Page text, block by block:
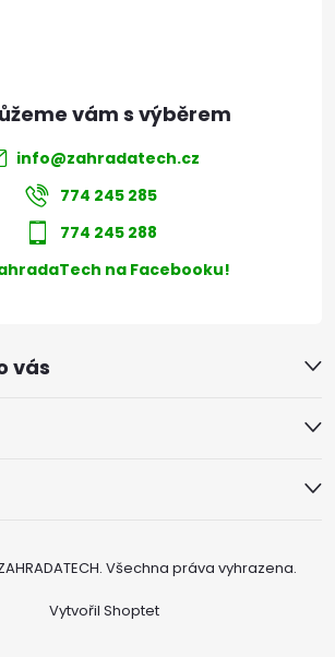
vás
info@zahradatech.cz
774 245 285
774 245 288
na Facebooku!
Vytvořil Shoptet
. Všechna práva vyhrazena.